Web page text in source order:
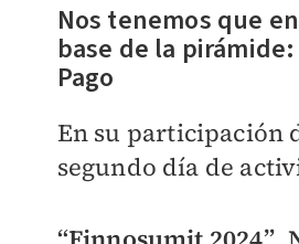
Nos tenemos que
base de la
Pago
En su participación
segundo día de